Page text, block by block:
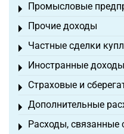
Промысловые
Toggle menu
Прочие доходы
Toggle menu
Частные сделки
Toggle menu
Иностранные доходы
Toggle menu
Страховые и
Toggle menu
Дополнительные
Toggle menu
Расходы,
Toggle menu